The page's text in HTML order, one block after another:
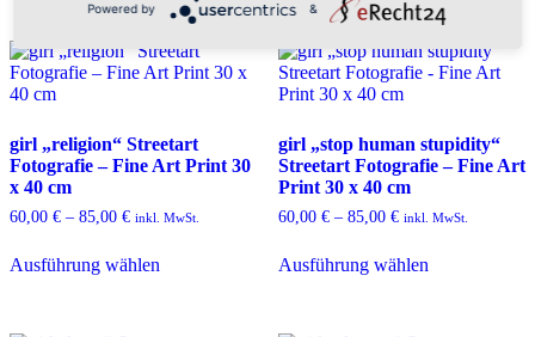
auf.
Optionen
können
Produktseite
gewählt
girl „religion“ Streetart
Fotografie – Fine Art Print 30
x 40 cm
60,00 € – 85,00 € inkl. MwSt.
Ausführung wählenProdukt
girl „stop human stupidity“
Streetart Fotografie – Fine Art
Print 30 x 40 cm
60,00 €– 85,00 € inkl. MwSt.
Ausführung wählenProdukt
Powered by &